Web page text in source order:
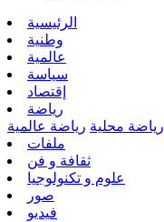
الرئيسية
وطنية
عالمية
سياسة
إقتصاد
رياضة
رياضة محلية رياضة عالمية
ملفات
ثقافة و فن
علوم و تكنولوجيا
صور
فيديو